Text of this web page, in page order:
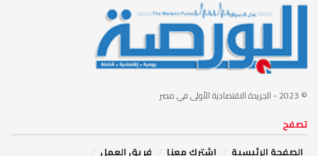
© 2023 - الجريدة الاقتصادية الأولى في مصر
تصفح
الصفحة الرئيسية
إشترك معنا فريق العمل